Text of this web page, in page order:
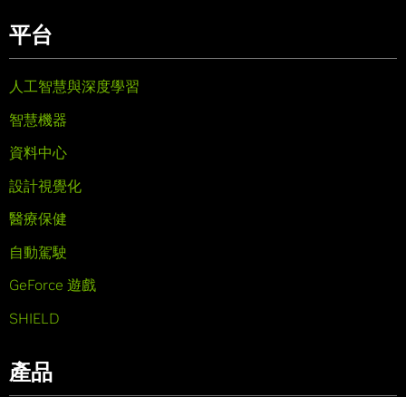
平台
人工智慧與深度學習
智慧機器
資料中心
設計視覺化
醫療保健
自動駕駛
GeForce 遊戲
SHIELD
產品